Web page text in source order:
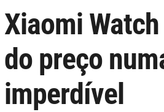
Xiaomi
do preço
imperdível